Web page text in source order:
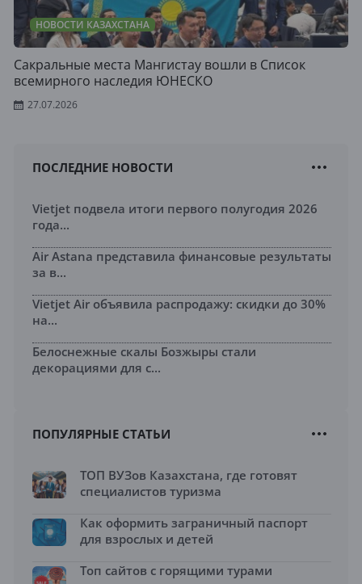
НОВОСТИ КАЗАХСТАНА
Сакральные места Мангистау вошли в Список
всемирного наследия ЮНЕСКО
27.07.2026
ПОСЛЕДНИЕ НОВОСТИ
Vietjet подвела итоги первого полугодия 2026
года...
Air Astana представила финансовые результаты
за в...
Vietjet Air объявила распродажу: скидки до 30%
на...
Белоснежные скалы Бозжыры стали
декорациями для с...
ПОПУЛЯРНЫЕ СТАТЬИ
ТОП ВУЗов Казахстана, где готовят
специалистов туризма
Как оформить заграничный паспорт
для взрослых и детей
Топ сайтов с горящими турами